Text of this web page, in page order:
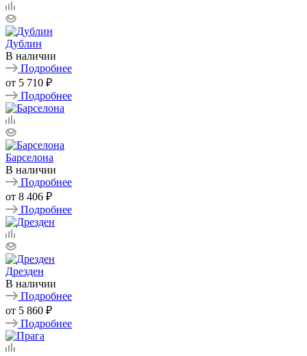
Дублин
В наличии
Подробнее
от 5 710 ₽
Подробнее
Барселона
В наличии
Подробнее
от 8 406 ₽
Подробнее
Дрезден
В наличии
Подробнее
от 5 860 ₽
Подробнее